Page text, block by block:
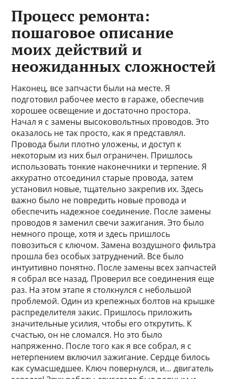
Процесс ремонта:
пошаговое описание
моих действий и
неожиданных сложностей
Наконец, все запчасти были на месте. Я
подготовил рабочее место в гараже, обеспечив
хорошее освещение и достаточно простора.
Начал я с замены высоковольтных проводов. Это
оказалось не так просто, как я представлял.
Провода были плотно уложены, и доступ к
некоторым из них был ограничен. Пришлось
использовать тонкие наконечники и терпение. Я
аккуратно отсоединил старые провода, затем
установил новые, тщательно закрепив их. Здесь
важно было не повредить новые провода и
обеспечить надежное соединение. После замены
проводов я заменил свечи зажигания. Это было
немного проще, хотя и здесь пришлось
повозиться с ключом. Замена воздушного фильтра
прошла без особых затруднений. Все было
интуитивно понятно. После замены всех запчастей
я собрал все назад. Проверил все соединения еще
раз. На этом этапе я столкнулся с небольшой
проблемой. Один из крепежных болтов на крышке
распределителя закис. Пришлось приложить
значительные усилия, чтобы его открутить. К
счастью, он не сломался. Но это было
напряженно. После того как я все собрал, я с
нетерпением включил зажигание. Сердце билось
как сумасшедшее. Ключ повернулся, и… двигатель